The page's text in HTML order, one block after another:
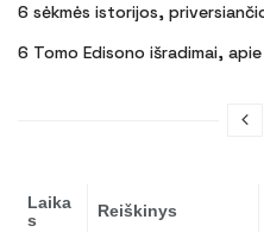
6 sėkmės istorijos,
6 Tomo Edisono išradimai,
Laika
s
Reiškinys